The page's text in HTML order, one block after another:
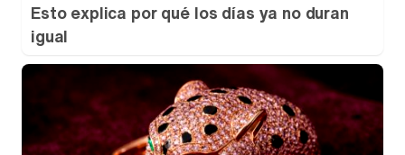
Esto explica por qué los días ya no duran
igual